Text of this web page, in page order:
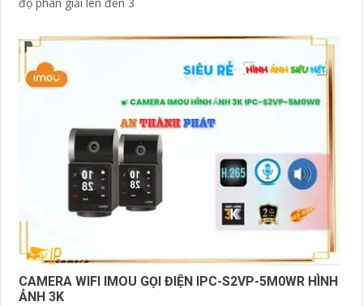
CAMERA WIFI IMOU GỌI ĐIỆN IPC-S2VP-5M0WR HÌNH
ẢNH 3K